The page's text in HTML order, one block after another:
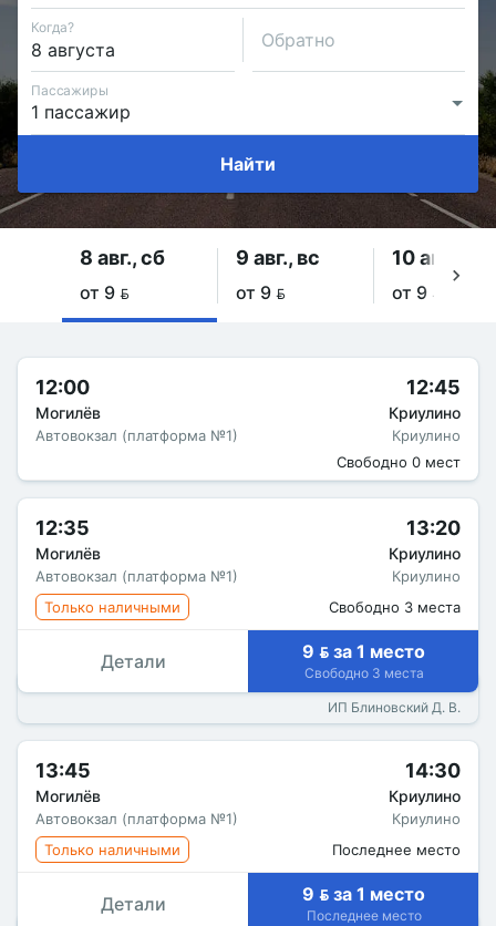
Когда?
Обратно
Пассажиры
Найти
8 авг., сб
от 9 
9 авг., вс
от 9 
10 авг., пн
от 9 
12:00
Могилёв
Автовокзал (платформа №1)
12:45
Криулино
Криулино
Свободно 0 мест
12:35
Могилёв
Автовокзал (платформа №1)
13:20
Криулино
Криулино
Только наличными
Свободно 3 места
Детали 9  за 1 место
Свободно 3 места
ИП Блиновский Д. В.
13:45
Могилёв
Автовокзал (платформа №1)
14:30
Криулино
Криулино
Только наличными
Последнее место
Детали 9  за 1 место
Последнее место